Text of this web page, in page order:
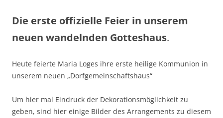
Die erste offizielle Feier in unserem
neuen wandelnden Gotteshaus.
Heute feierte Maria Loges ihre erste heilige Kommunion in
unserem neuen „Dorfgemeinschaftshaus“
Um hier mal Eindruck der Dekorationsmöglichkeit zu
geben, sind hier einige Bilder des Arrangements zu diesem